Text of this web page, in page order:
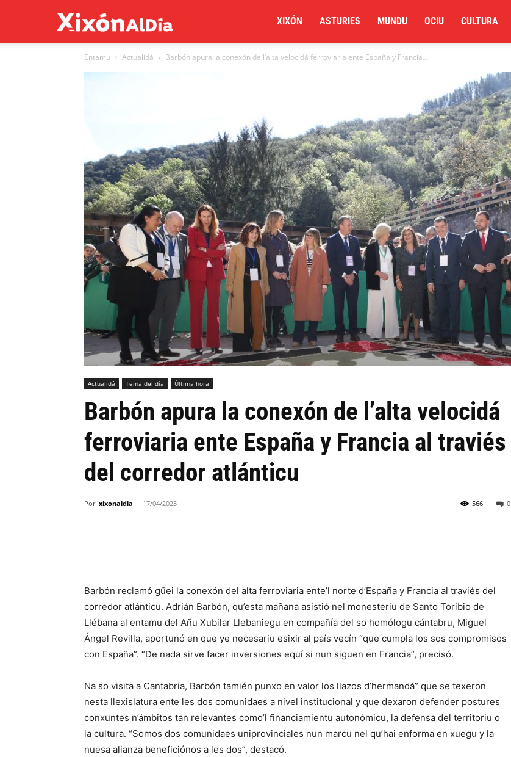
al
XIXÓN ASTURIES MUNDU OCIU CULTURA
Entamu Actualidá Barbón apura la conexón de l’alta velocidá ferroviaria ente España y Francia...
Actualidá Tema del día Última hora
Barbón apura la conexón de l’alta velocidá
ferroviaria ente España y Francia al traviés
del corredor atlánticu
Por xixonaldia - 17/04/2023 0
566
Barbón reclamó güei la conexón del alta ferroviaria ente’l norte d’España y Francia al traviés del
corredor atlánticu. Adrián Barbón, qu’esta mañana asistió nel monesteriu de Santo Toribio de
Llébana al entamu del Añu Xubilar Llebaniegu en compañía del so homólogu cántabru, Miguel
Ángel Revilla, aportunó en que ye necesariu esixir al país vecín “que cumpla los sos compromisos
con España”. “De nada sirve facer inversiones equí si nun siguen en Francia”, precisó.
Na so visita a Cantabria, Barbón tamién punxo en valor los llazos d’hermandá” que se texeron
nesta llexislatura ente les dos comunidaes a nivel institucional y que dexaron defender postures
conxuntes n’ámbitos tan relevantes como’l financiamientu autonómicu, la defensa del territoriu o
la cultura. “Somos dos comunidaes uniprovinciales nun marcu nel qu’hai enforma en xuegu y la
nuesa alianza beneficiónos a les dos”, destacó.